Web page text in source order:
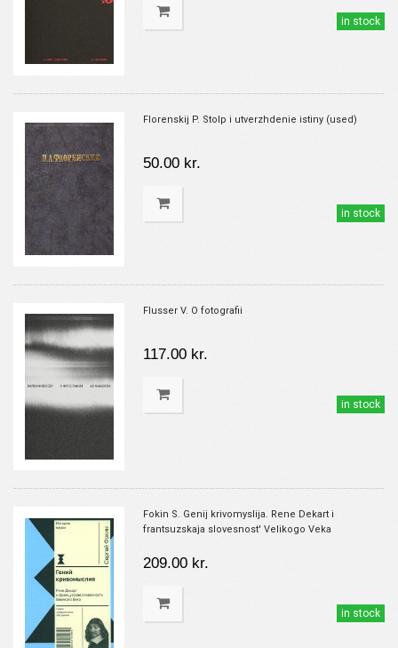
in stock
Florenskij P. Stolp i utverzhdenie istiny (used)
50.00 kr.
in stock
Flusser V. O fotografii
117.00 kr.
in stock
Fokin S. Genij krivomyslija. Rene Dekart i
frantsuzskaja slovesnost' Velikogo Veka
209.00 kr.
in stock